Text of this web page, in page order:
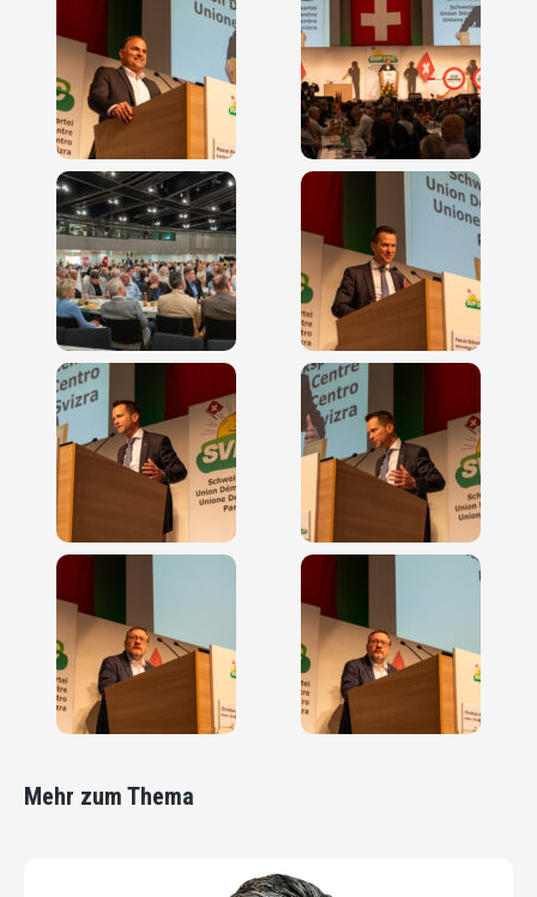
Mehr zum Thema